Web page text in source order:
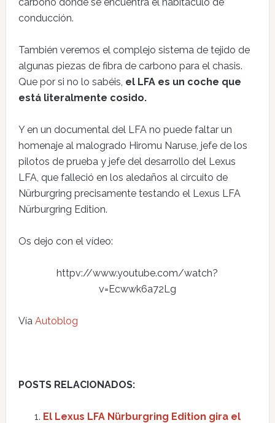
conducción.
También veremos el complejo sistema de tejido de
algunas piezas de fibra de carbono para el chasis.
Que por si no lo sabéis, el LFA es un coche que
está literalmente cosido.
Y en un documental del LFA no puede faltar un
homenaje al malogrado Hiromu Naruse, jefe de los
pilotos de prueba y jefe del desarrollo del Lexus
LFA, que falleció en los aledaños al circuito de
Nürburgring precisamente testando el Lexus LFA
Nürburgring Edition.
Os dejo con el vídeo:
httpv://www.youtube.com/watch?
v=Ecwwk6a72Lg
Vía Autoblog
POSTS RELACIONADOS:
El Lexus LFA Nürburgring Edition gira el